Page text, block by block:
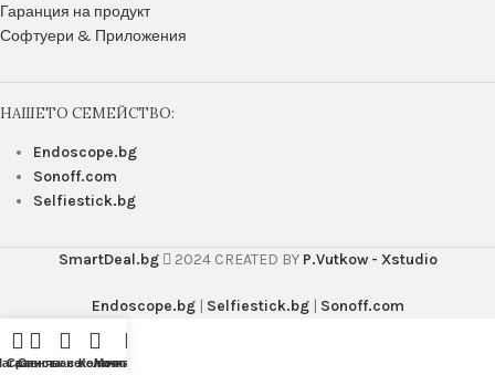
Гаранция на продукт
Софтуери & Приложения
НАШЕТО СЕМЕЙСТВО:
Endoscope.bg
Sonoff.com
Selfiestick.bg
SmartDeal.bg 2024 CREATED BY P.Vutkow - Xstudio
Endoscope.bg | Selfiestick.bg| Sonoff.com
Сравняване
Списък с желания
Количка
Моят акаунт